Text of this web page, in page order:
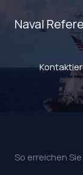
Inhalt
springen
Naval
So erreichen